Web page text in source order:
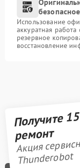
Использование
аккуратная
резервное
восстановление
Получите
ремонт
Акция
Thunderobot